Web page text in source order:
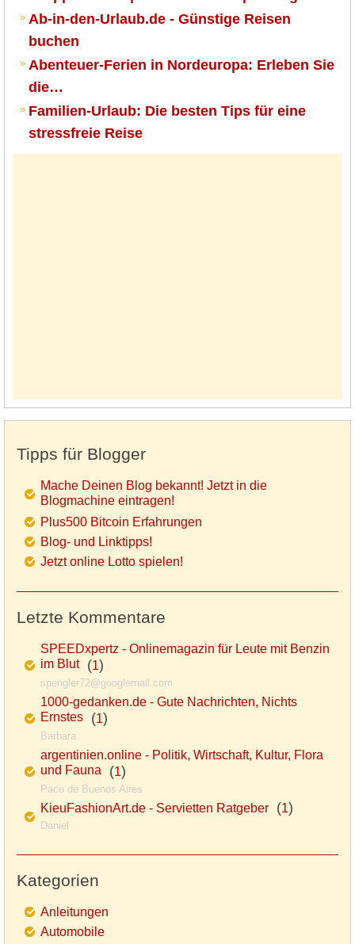
Ab-in-den-Urlaub.de - Günstige Reisen
buchen
Abenteuer-Ferien in Nordeuropa: Erleben Sie
die…
Familien-Urlaub: Die besten Tips für eine
stressfreie Reise
Tipps für Blogger
Mache Deinen Blog bekannt! Jetzt in die
Blogmachine eintragen!
Plus500 Bitcoin Erfahrungen
Blog- und Linktipps!
Jetzt online Lotto spielen!
Letzte Kommentare
SPEEDxpertz - Onlinemagazin für Leute mit Benzin
im Blut(1)
spengler72@googlemail.com
1000-gedanken.de - Gute Nachrichten, Nichts
Ernstes (1)
Barbara
argentinien.online - Politik, Wirtschaft, Kultur, Flora
und Fauna (1)
Paco de Buenos Aires
KieuFashionArt.de - Servietten Ratgeber (1)
Daniel
Kategorien
Anleitungen
Automobile